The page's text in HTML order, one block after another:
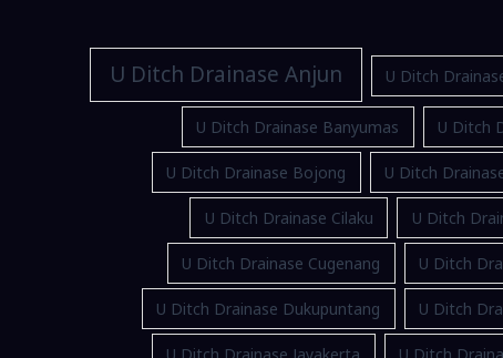
U Ditch Drainase Anjun U Ditch
U Ditch Drainase Banyumas U Ditch
U Ditch Drainase Bojong U Ditch
U Ditch Drainase Cilaku U Ditch
U Ditch Drainase Cugenang U Ditch
U Ditch Drainase Dukupuntang U Ditch
U Ditch Drainase Jayakerta U Ditch